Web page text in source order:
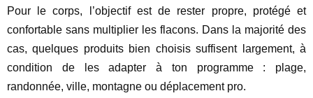
Pour le corps, l’objectif est de rester propre, protégé et
confortable sans multiplier les flacons. Dans la majorité des
cas, quelques produits bien choisis suffisent largement, à
condition de les adapter à ton programme : plage,
randonnée, ville, montagne ou déplacement pro.